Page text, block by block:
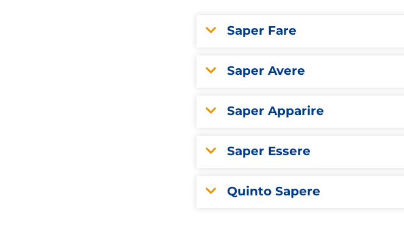
Saper Fare
Saper Avere
Saper Apparire
Saper Essere
Quinto Sapere